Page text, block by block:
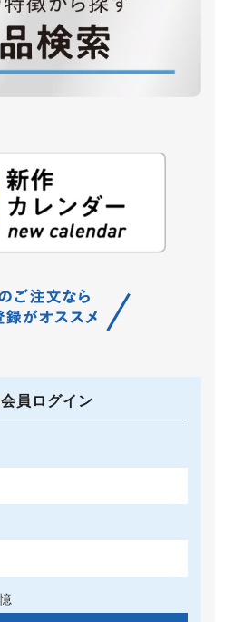
会員ログイン